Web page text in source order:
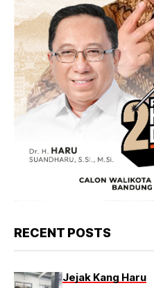
RECENT POSTS
Jejak Kang Haru